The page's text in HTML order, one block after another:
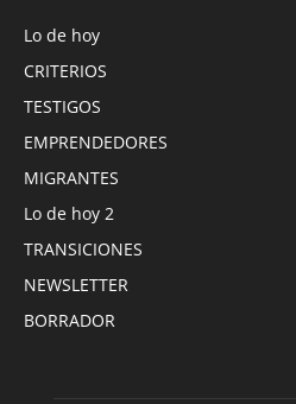
Lo de hoy
CRITERIOS
TESTIGOS
EMPRENDEDORES
MIGRANTES
Lo de hoy 2
TRANSICIONES
NEWSLETTER
BORRADOR